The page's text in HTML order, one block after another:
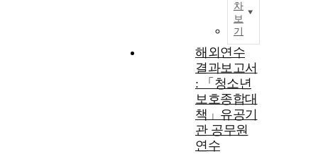
차
보
기
해외연수
결과보고서
: 「청소년
보호종합대
책」유공기
관 공무원
연수